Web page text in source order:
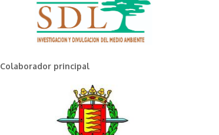
Colaborador principal